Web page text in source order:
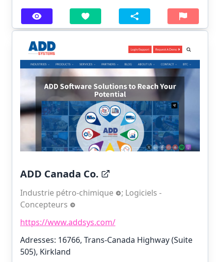
ADD Canada Co.
Industrie pétro-chimique ; Logiciels -
Concepteurs
https://www.addsys.com/
Adresses: 16766, Trans-Canada Highway (Suite
505), Kirkland